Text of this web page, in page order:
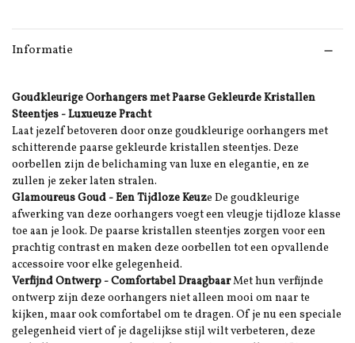
Informatie
Goudkleurige Oorhangers met Paarse Gekleurde Kristallen
Steentjes - Luxueuze Pracht
Laat jezelf betoveren door onze goudkleurige oorhangers met
schitterende paarse gekleurde kristallen steentjes. Deze
oorbellen zijn de belichaming van luxe en elegantie, en ze
zullen je zeker laten stralen.
Glamoureus Goud - Een Tijdloze Keuze De goudkleurige
afwerking van deze oorhangers voegt een vleugje tijdloze klasse
toe aan je look. De paarse kristallen steentjes zorgen voor een
prachtig contrast en maken deze oorbellen tot een opvallende
accessoire voor elke gelegenheid.
Verfijnd Ontwerp - Comfortabel DraagbaarMet hun verfijnde
ontwerp zijn deze oorhangers niet alleen mooi om naar te
kijken, maar ook comfortabel om te dragen. Of je nu een speciale
gelegenheid viert of je dagelijkse stijl wilt verbeteren, deze